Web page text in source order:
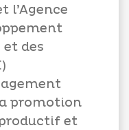
l’Agence
des
promotion
et